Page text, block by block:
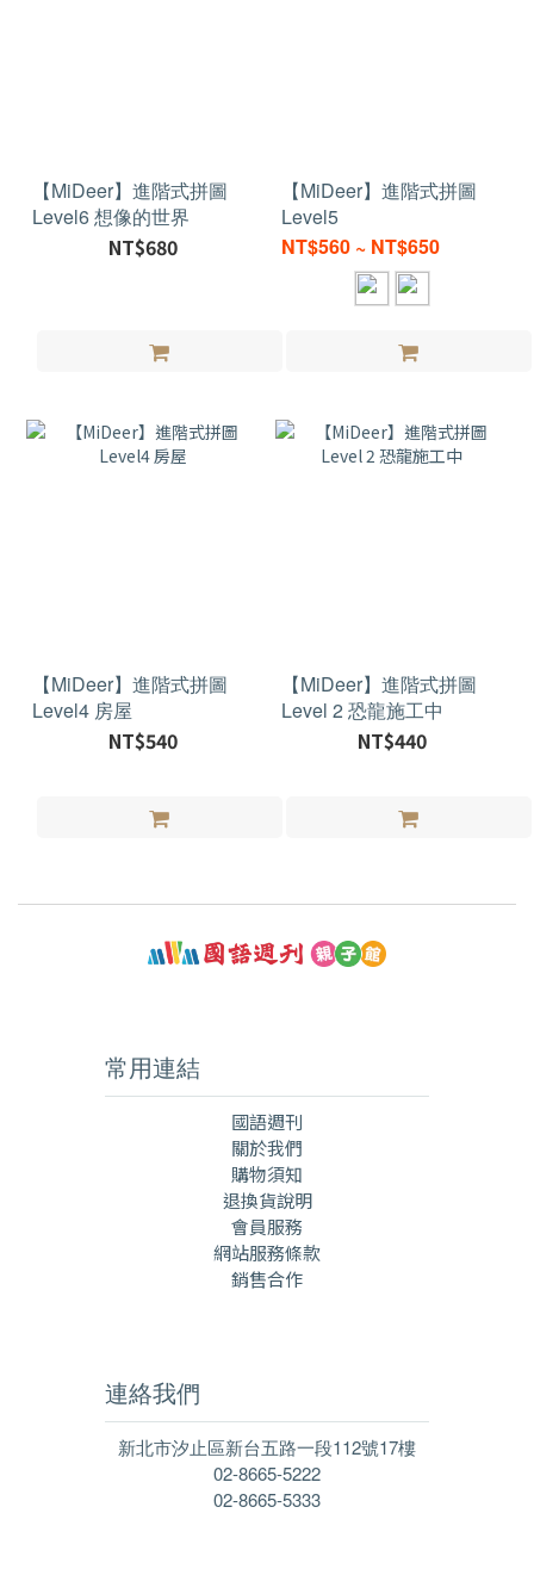
【MiDeer】進階式拼圖
Level6 想像的世界
NT$680
【MiDeer】進階式拼圖
Level5
NT$560 ~ NT$650
【MiDeer】進階式拼圖
Level4 房屋
NT$540
【MiDeer】進階式拼圖
Level 2 恐龍施工中
NT$440
常用連結
國語週刊
關於我們
購物須知
退換貨說明
會員服務
網站服務條款
銷售合作
連絡我們
新北市汐止區新台五路一段112號17樓
02-8665-5222
02-8665-5333